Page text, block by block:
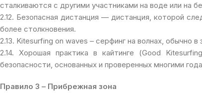
сталкиваются с другими участниками на воде или на
2.12. Безопасная дистанция — дистанция, которой
более столкновения.
2.13. Kitesurfing on waves – серфинг на волнах, обычно
2.14. Хорошая практика в кайтинге (Good
безопасности, основанных и проверенных многими
Правило 3 – Прибрежная зона